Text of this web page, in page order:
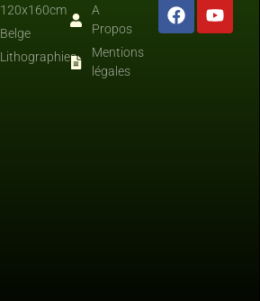
120x160cm
Belge
Lithographies
A
Propos
Mentions
légales